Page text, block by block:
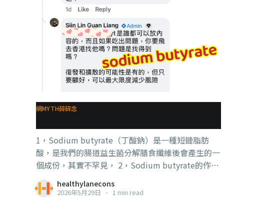
網MYTH碎碎念
1，Sodium butyrate（丁酸鈉）是一種短鏈脂肪
酸，是我們的腸道益生菌分解膳食纖維後會產生的一
個成份，其實不罕見， 2，Sodium butyrate的作用
目前確定的有：調節腸道免疫、抗發炎、HDAC抑制
劑（histone deacetylase inhibitor）具有一定的抗
healthylanecons
2026年5月29日 • 1 min read